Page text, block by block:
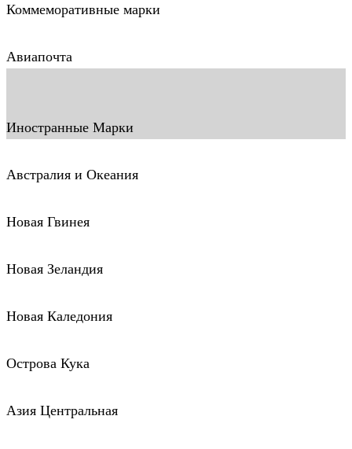
Коммеморативные марки
Авиапочта
Иностранные Марки
Австралия и Океания
Новая Гвинея
Новая Зеландия
Новая Каледония
Острова Кука
Азия Центральная